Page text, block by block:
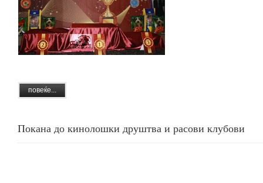
повеќе...
Покана до кинолошки друштва и расови клубови